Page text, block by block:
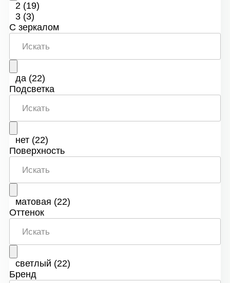
2 (19)
3 (3)
С зеркалом
да (22)
Подсветка
нет (22)
Поверхность
матовая (22)
Оттенок
светлый (22)
Бренд